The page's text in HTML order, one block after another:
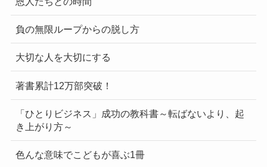
負の無限ループからの脱し方
大切な人を大切にする
著書累計12万部突破！
「ひとりビジネス」成功の教科書～転ばないより、起
き上がり方～
色んな意味でこどもが喜ぶ1冊